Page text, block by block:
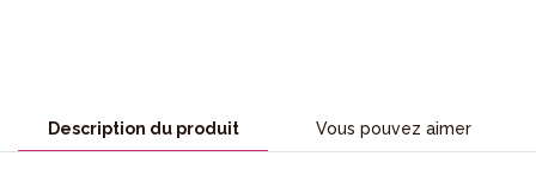
Description du produit Vous pouvez aimer